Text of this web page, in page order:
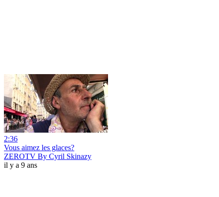
2:36
Vous aimez les glaces?
ZEROTV By Cyril Skinazy
il y a 9 ans